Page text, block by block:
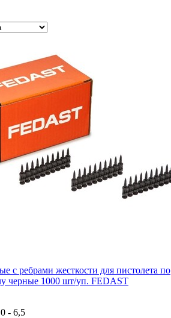
с ребрами жесткости для пистолета по
черные 1000 шт/уп. FEDAST
- 6,5